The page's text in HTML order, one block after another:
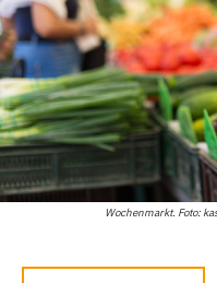
Wochenmarkt. Foto: